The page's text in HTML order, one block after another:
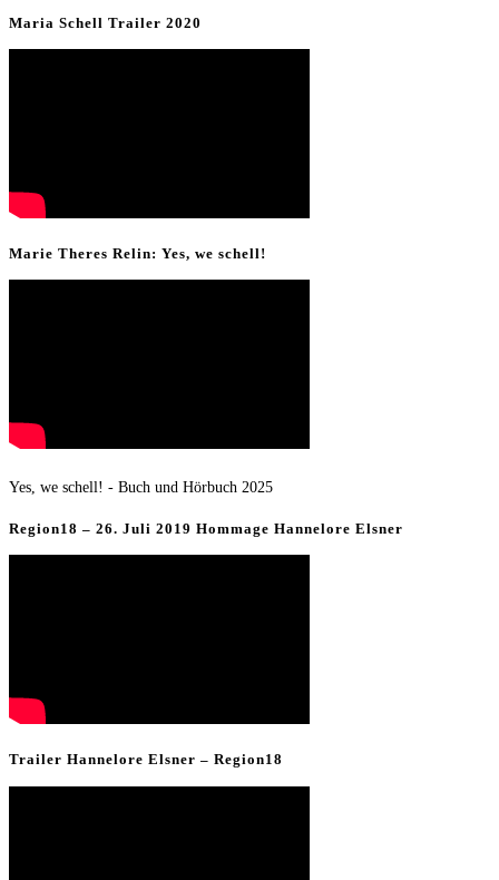
Maria Schell Trailer 2020
Marie Theres Relin: Yes, we schell!
Yes, we schell! - Buch und Hörbuch 2025
Region18 – 26. Juli 2019 Hommage Hannelore Elsner
Trailer Hannelore Elsner – Region18